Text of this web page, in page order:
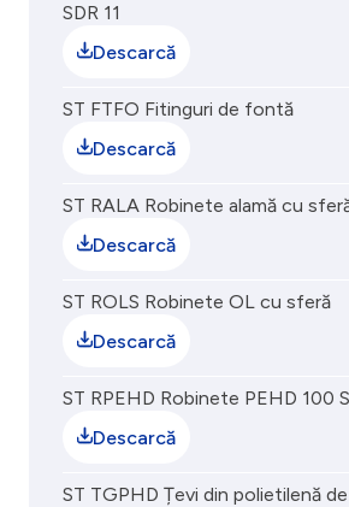
SDR 11
Descarcă
ST FTFO Fitinguri de fontă
Descarcă
ST RALA Robinete alamă cu
Descarcă
ST ROLS Robinete OL cu sferă
Descarcă
ST RPEHD Robinete PEHD 100
Descarcă
ST TGPHD Țevi din polietilenă